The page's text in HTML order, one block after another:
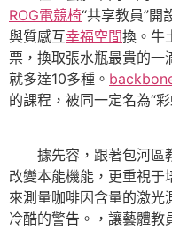
ROG電競椅“共享教員”開
與質感互幸福空間換。牛
票，換取張水瓶最貴的一
就多達10多種。
的課程，被同一定名為“彩
據先容，跟著包河區
改變本能機能，更重視于
來測量咖啡因含量的激光
冷酷的警告。，讓藝體教